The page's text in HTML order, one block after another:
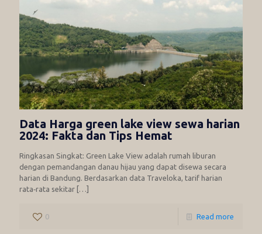
Data Harga green lake view sewa harian
2024: Fakta dan Tips Hemat
Ringkasan Singkat: Green Lake View adalah rumah liburan
dengan pemandangan danau hijau yang dapat disewa secara
harian di Bandung. Berdasarkan data Traveloka, tarif harian
rata‑rata sekitar […]
0 Read more